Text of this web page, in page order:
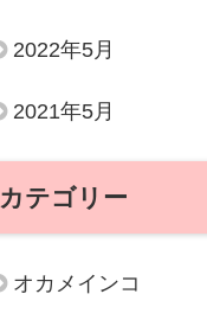
2022年5月
2021年5月
カテゴリー
オカメインコ